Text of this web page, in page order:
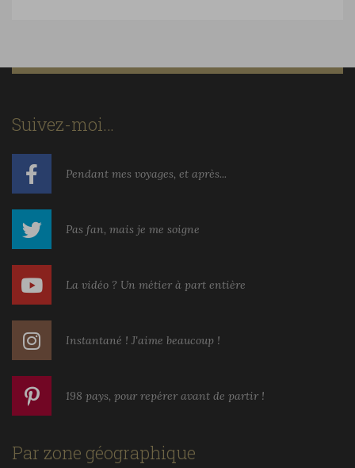
Suivez-moi…
Pendant mes voyages, et après...
Pas fan, mais je me soigne
La vidéo ? Un métier à part entière
Instantané ! J'aime beaucoup !
198 pays, pour repérer avant de partir !
Par zone géographique